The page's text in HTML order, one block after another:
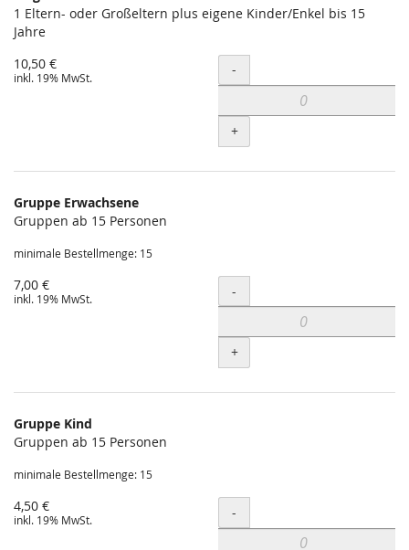
1 Eltern- oder Großeltern plus eigene Kinder/Enkel bis 15
Jahre
10,50 €
inkl. 19% MwSt. Menge
-
+
Gruppe Erwachsene
Gruppen ab 15 Personen
minimale Bestellmenge: 15
7,00 €
inkl. 19% MwSt. Menge
-
+
Gruppe Kind
Gruppen ab 15 Personen
minimale Bestellmenge: 15
4,50 €
inkl. 19% MwSt. Menge
-